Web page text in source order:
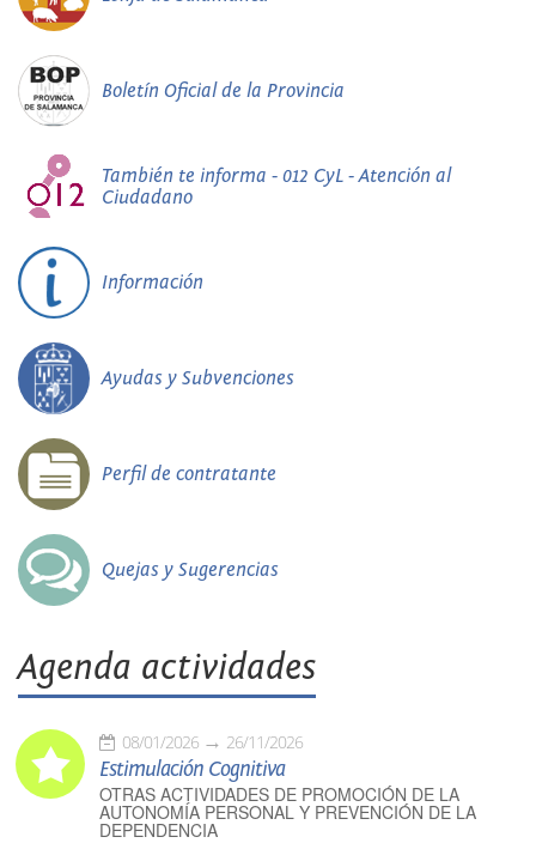
Boletín Oficial de la Provincia
También te informa - 012 CyL - Atención al
Ciudadano
Información
Ayudas y Subvenciones
Perfil de contratante
Quejas y Sugerencias
Agenda actividades
08/01/2026 26/11/2026
Estimulación Cognitiva
OTRAS ACTIVIDADES DE PROMOCIÓN DE LA
AUTONOMÍA PERSONAL Y PREVENCIÓN DE LA
DEPENDENCIA